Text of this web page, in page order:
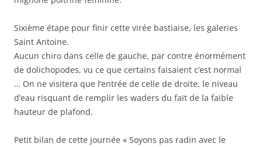
Sixième étape pour finir cette virée bastiaise, les galeries
Saint Antoine.
Aucun chiro dans celle de gauche, par contre énormément
de dolichopodes, vu ce que certains faisaient c’est normal
… On ne visitera que l’entrée de celle de droite, le niveau
d’eau risquant de remplir les waders du fait de la faible
hauteur de plafond.
Petit bilan de cette journée « Soyons pas radin avec le